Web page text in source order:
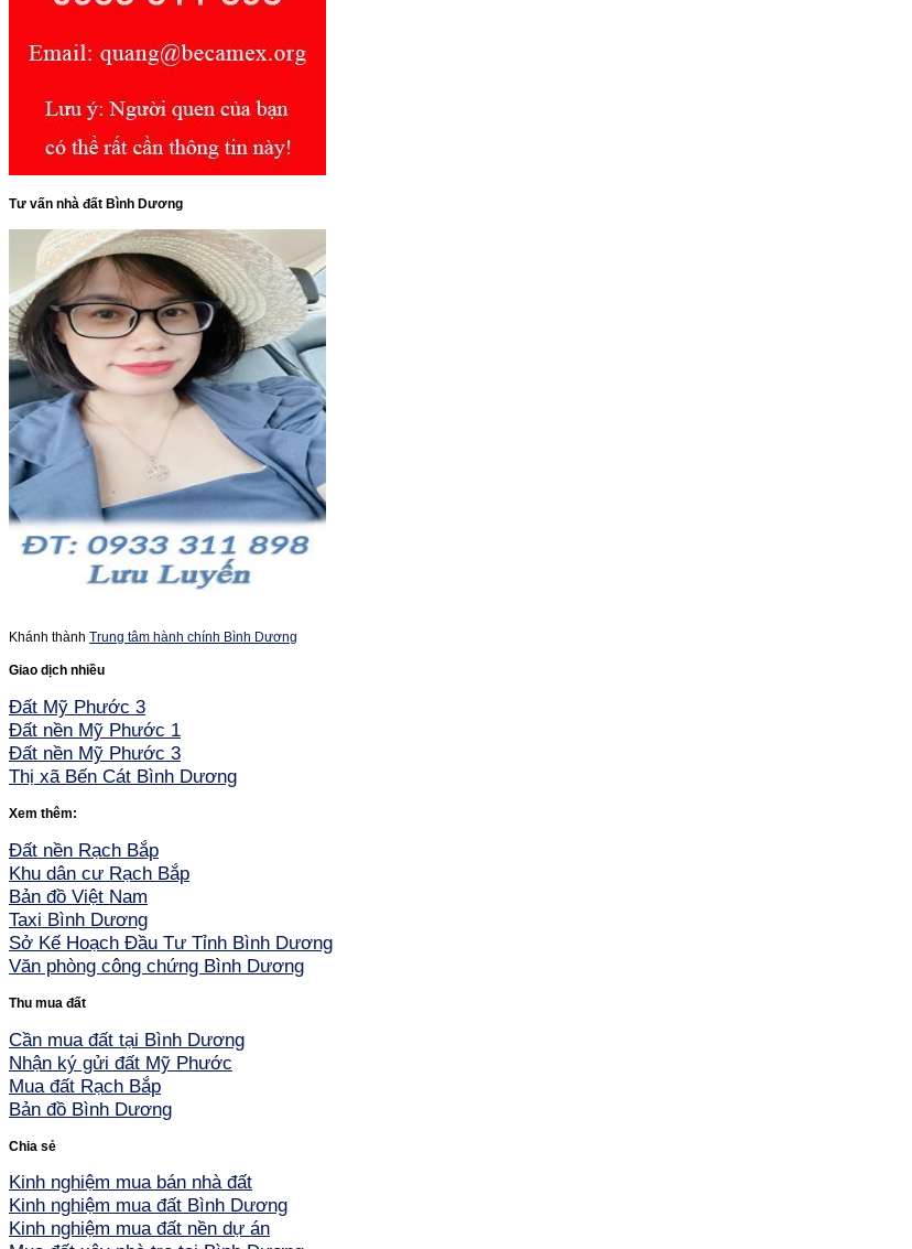
Tư vấn nhà đất Bình Dương
Khánh thành Trung tâm hành chính Bình Dương
Giao dịch nhiều
Đất Mỹ Phước 3
Đất nền Mỹ Phước 1
Đất nền Mỹ Phước 3
Thị xã Bến Cát Bình Dương
Xem thêm:
Đất nền Rạch Bắp
Khu dân cư Rạch Bắp
Bản đồ Việt Nam
Taxi Bình Dương
Sở Kế Hoạch Đầu Tư Tỉnh Bình Dương
Văn phòng công chứng Bình Dương
Thu mua đất
Cần mua đất tại Bình Dương
Nhận ký gửi đất Mỹ Phước
Mua đất Rạch Bắp
Bản đồ Bình Dương
Chia sẻ
Kinh nghiệm mua bán nhà đất
Kinh nghiệm mua đất Bình Dương
Kinh nghiệm mua đất nền dự án